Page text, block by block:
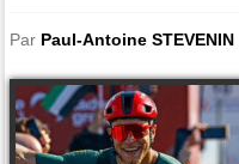
Par Paul-Antoine STEVENIN